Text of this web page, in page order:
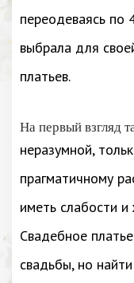
переодеваясь по
выбрала для
платьев.
На первый взгляд
неразумной,
прагматичному
иметь слабости
Свадебное
свадьбы, но